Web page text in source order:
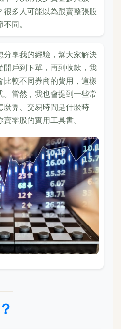
很多人可能以為跟賣整張股
同。
分享我的經驗，幫大家解決
開戶到下單，再到收款，我
比較不同券商的費用，這樣
當然，我也會提到一些常
麼算、交易時間是什麼時
零股的實用工具書。